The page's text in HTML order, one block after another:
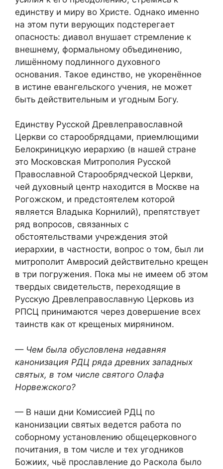
единству и миру во Христе. Однако именно
на этом пути верующих подстерегает
опасность: диавол внушает стремление к
внешнему, формальному объединению,
лишённому подлинного духовного
основания. Такое единство, не укоренённое
в истине евангельского учения, не может
быть действительным и угодным Богу.
Единству Русской Древлеправославной
Церкви со старообрядцами, приемлющими
Белокриницкую иерархию (в нашей стране
это Московская Митрополия Русской
Православной Старообрядческой Церкви,
чей духовный центр находится в Москве на
Рогожском, и предстоятелем которой
является Владыка Корнилий), препятствует
ряд вопросов, связанных с
обстоятельствами учреждения этой
иерархии, в частности, вопрос о том, был ли
митрополит Амвросий действительно крещен
в три погружения. Пока мы не имеем об этом
твердых свидетельств, переходящие в
Русскую Древлеправославную Церковь из
РПСЦ принимаются через довершение всех
таинств как от крещеных мирянином.
— Чем была обусловлена недавняя
канонизация РДЦ ряда древних западных
святых, в том числе святого Олафа
Норвежского?
— В наши дни Комиссией РДЦ по
канонизации святых ведется работа по
соборному установлению общецерковного
почитания, в том числе и тех угодников
Божиих, чьё прославление до Раскола было